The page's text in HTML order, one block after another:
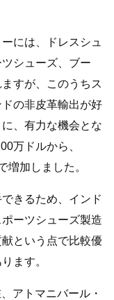
には、ドレスシュ
シューズ、ブー
すが、このうちス
の非皮革輸出が好
、有力な機会とな
万ドルから、
増加しました。
きるため、インド
ーツシューズ製造
という点で比較優
ます。
アトマニバール・